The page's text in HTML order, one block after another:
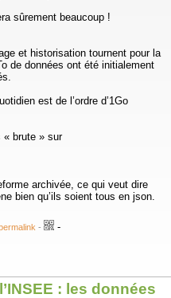
sûrement beaucoup !
et historisation tournent pour la
de données ont été initialement
est de l’ordre d’1Go
« brute » sur
archivée, ce qui veut dire
bien qu’ils soient tous en json.
définit par le W3C qui semble
et il est prioritaire !
elles pourront être mise en
recherches pour trouver un jeu
- -
: les données